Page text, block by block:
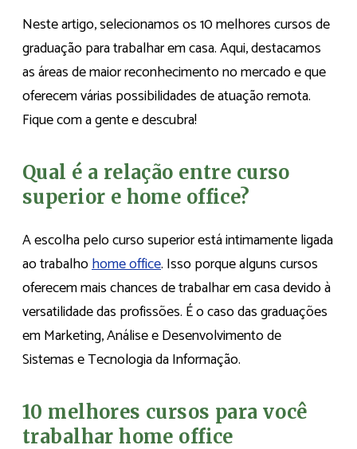
Neste artigo, selecionamos os 10 melhores cursos de
graduação para trabalhar em casa. Aqui, destacamos
as áreas de maior reconhecimento no mercado e que
oferecem várias possibilidades de atuação remota.
Fique com a gente e descubra!
Qual é a relação entre curso
superior e home office?
A escolha pelo curso superior está intimamente ligada
ao trabalhohome office. Isso porque alguns cursos
oferecem mais chances de trabalhar em casa devido à
versatilidade das profissões. É o caso das graduações
em Marketing, Análise e Desenvolvimento de
Sistemas e Tecnologia da Informação.
10 melhores cursos para você
trabalhar home office